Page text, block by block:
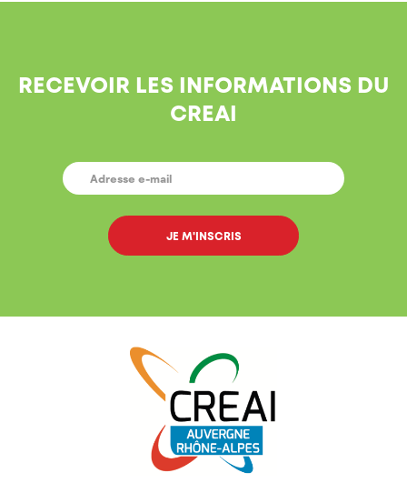
RECEVOIR LES INFORMATIONS DU
CREAI
E-
MAIL *